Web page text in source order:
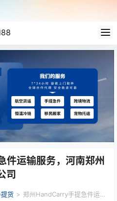
运输服务，河南郑州
司
货 > 郑州HandCarry手提急件运输